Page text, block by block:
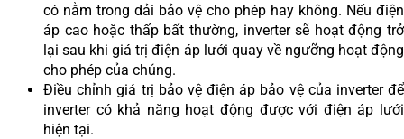
có nằm trong dải bảo vệ cho phép hay không. Nếu điện
áp cao hoặc thấp bất thường, inverter sẽ hoạt động trở
lại sau khi giá trị điện áp lưới quay về ngưỡng hoạt động
cho phép của chúng.
Điều chỉnh giá trị bảo vệ điện áp bảo vệ của inverter để
inverter có khả năng hoạt động được với điện áp lưới
hiện tại.